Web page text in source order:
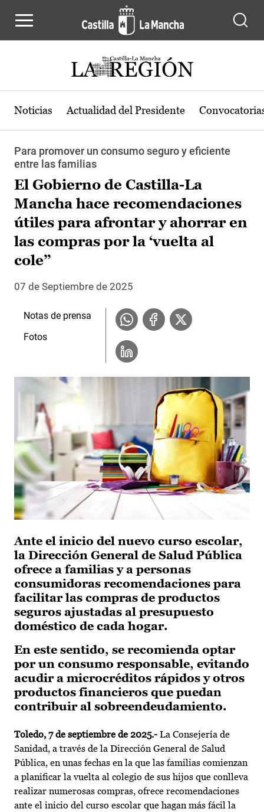
Noticias Actualidad del Presidente
Para promover un consumo seguro y eficiente
entre las familias
El Gobierno de Castilla-La
Mancha hace recomendaciones
útiles para afrontar y ahorrar en
las compras por la ‘vuelta al
cole”
07 de Septiembre de 2025
Ante el inicio del nuevo curso escolar,
la Dirección General de Salud Pública
ofrece a familias y a personas
consumidoras recomendaciones para
facilitar las compras de productos
seguros ajustadas al presupuesto
doméstico de cada hogar.
En este sentido, se recomienda optar
por un consumo responsable, evitando
acudir a microcréditos rápidos y otros
productos financieros que puedan
contribuir al sobreendeudamiento.
Toledo, 7 de septiembre de 2025.- La Consejería de
Sanidad, a través de la Dirección General de Salud
Pública, en unas fechas en la que las familias comienzan
a planificar la vuelta al colegio de sus hijos que conlleva
realizar numerosas compras, ofrece recomendaciones
ante el inicio del curso escolar que hagan más fácil la
Notas de prensa
Fotos